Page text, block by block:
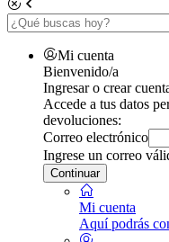
Mi cuenta
Bienvenido/a
Ingresar o crear
Accede a tus datos
devoluciones:
Correo electrónico
Ingrese un correo
Continuar
Mi cuenta
Aquí podrás